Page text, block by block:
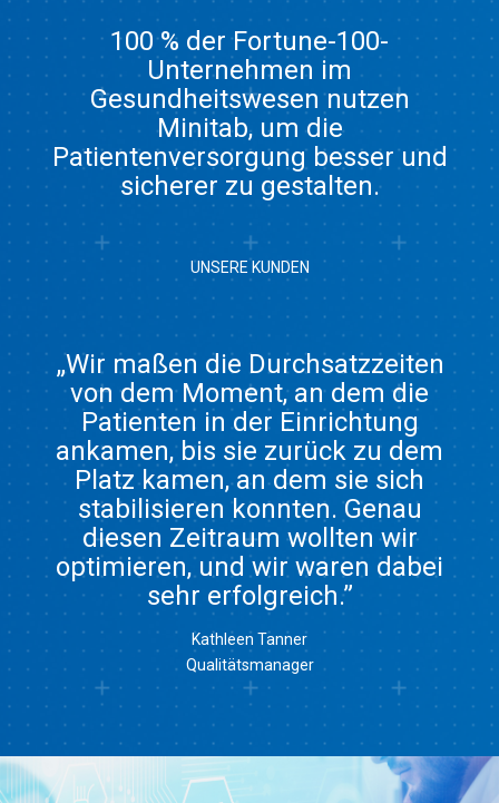
100 % der Fortune-100-
Unternehmen im
Gesundheitswesen nutzen
Minitab, um die
Patientenversorgung besser und
sicherer zu gestalten.
UNSERE KUNDEN
„Wir maßen die Durchsatzzeiten
von dem Moment, an dem die
Patienten in der Einrichtung
ankamen, bis sie zurück zu dem
Platz kamen, an dem sie sich
stabilisieren konnten. Genau
diesen Zeitraum wollten wir
optimieren, und wir waren dabei
sehr erfolgreich.”
Kathleen Tanner
Qualitätsmanager